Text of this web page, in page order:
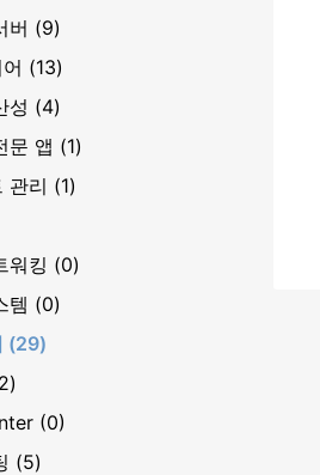
버 (9)
(13)
성 (4)
문 앱 (1)
관리 (1)
워킹 (0)
템 (0)
(29)
(0)
(5)